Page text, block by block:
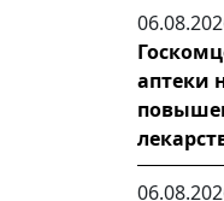
аптеки